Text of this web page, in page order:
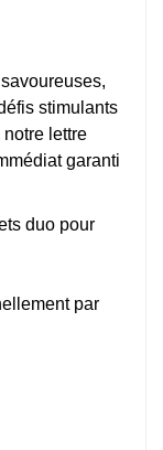
stimulants
lettre
garanti
duo pour
par